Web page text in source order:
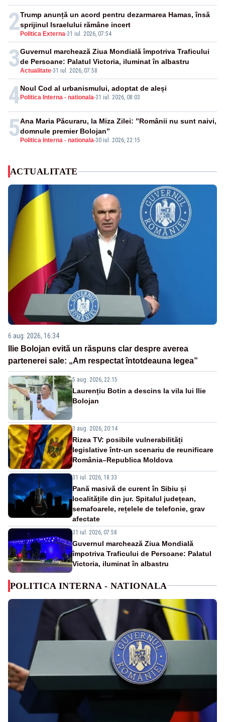
2 Politica Externa-31 iul. 2026, 07:54
Trump anunță un acord pentru dezarmarea Hamas, însă
sprijinul Israelului rămâne incert
3Actualitate-31 iul. 2026, 07:58
Guvernul marchează Ziua Mondială împotriva Traficului
de Persoane: Palatul Victoria, iluminat în albastru
4 Politica Interna - nationala-31 iul. 2026, 08:03
Noul Cod al urbanismului, adoptat de aleși
5 Politica Interna - nationala-30 iul. 2026, 22:15
Ana Maria Păcuraru, la Miza Zilei: ”Românii nu sunt naivi,
domnule premier Bolojan”
ACTUALITATE
6 aug. 2026, 16:34
Ilie Bolojan evită un răspuns clar despre averea
partenerei sale: „Am respectat întotdeauna legea”
5 aug. 2026, 22:15
Laurențiu Botin a descins la vila lui Ilie
Bolojan
3 aug. 2026, 20:14
Rizea TV: posibile vulnerabilități
legislative într-un scenariu de reunificare
România–Republica Moldova
31 iul. 2026, 18:33
Pană masivă de curent în Sibiu și
localitățile din jur. Spitalul județean,
semafoarele, rețelele de telefonie, grav
afectate
31 iul. 2026, 07:58
Guvernul marchează Ziua Mondială
împotriva Traficului de Persoane: Palatul
Victoria, iluminat în albastru
POLITICA INTERNA - NATIONALA